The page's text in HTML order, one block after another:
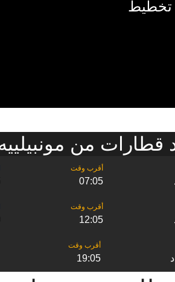
تخطيط
من مونبيلييه
07:05
12:05
19:05